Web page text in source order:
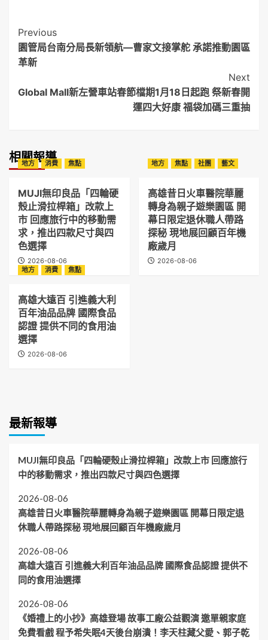
Post
Navigation
Previous
園管局台南分局長新領航—曹家文接掌舵 承諾推動園區
革新
Next
Global Mall新左營車站春節檔期1月18日起跑 祭新春開
運四大好康 福袋加碼三重抽
相關報導
地方 消費 焦點
MUJI無印良品「四輪硬
殼止滑拉桿箱」改款上
市 回應旅行中的移動需
求，推出四款尺寸與四
色選擇
2026-08-06
地方 焦點 社團 藝文
高雄昔日火車醫院華麗
轉身為親子遊樂園區 開
幕日限定退休職人帶路
探秘 現地展回顧百年機
廠歲月
2026-08-06
地方
消費 焦點
高雄大遠百 引進義大利
百年油品品牌 國際食品
認證 提供不同的食用油
選擇
2026-08-06
最新報導
MUJI無印良品「四輪硬殼止滑拉桿箱」改款上市 回應旅行
中的移動需求，推出四款尺寸與四色選擇
2026-08-06
高雄昔日火車醫院華麗轉身為親子遊樂園區 開幕日限定退
休職人帶路探秘 現地展回顧百年機廠歲月
2026-08-06
高雄大遠百 引進義大利百年油品品牌 國際食品認證 提供不
同的食用油選擇
2026-08-06
《婚禮上的小抄》高雄登場 故事工廠公益觀演 邀單親家庭
免費看戲 程予希失眠4天後台崩潰！李天柱藏父愛、郭子乾